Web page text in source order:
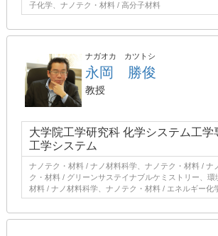
子化学、ナノテク・材料 / 高分子材料
ナガオカ カツトシ
永岡 勝俊
教授
大学院工学研究科 化学システム工学
工学システム
ナノテク・材料 / ナノ材料科学、ナノテク・材料 / ナ
ク・材料 / グリーンサステイナブルケミストリー、環
材料 / ナノ材料科学、ナノテク・材料 / エネルギー化